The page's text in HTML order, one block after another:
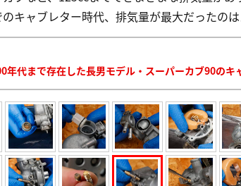
キャブレター時代、排気量が最大だったの
年代まで存在した長男モデル・スーパーカブ90のキ